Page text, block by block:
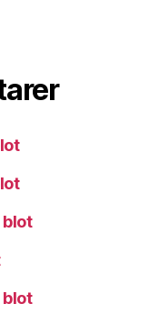
blot
blot